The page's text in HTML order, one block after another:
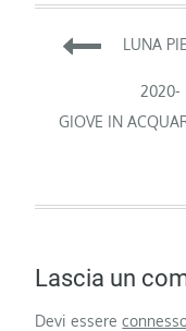
articoli
LUNA
2020-
GIOVE IN
Lascia un
Devi essere